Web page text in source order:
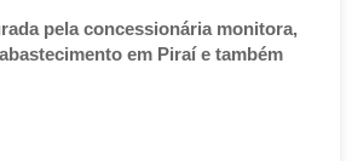
pela concessionária monitora,
em Piraí e também